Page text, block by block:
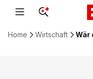
Home Wirtschaft Wär